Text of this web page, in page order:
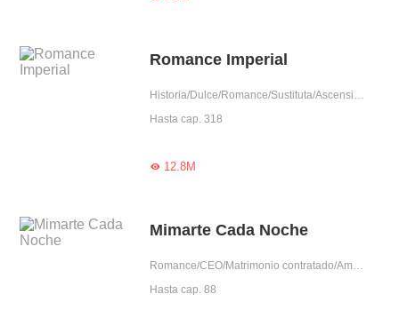
Romance Imperial
Historia/Dulce/Romance/Sustituta/Ascensión/Arrogante/Intrigante/Mujer poderosa/Emperador
Hasta cap. 318
12.8M
Mimarte Cada Noche
Romance/CEO/Matrimonio contratado/Amantes pendencieros/Aventura de una noche/Dominante/Intrigante/Bondadosa/Mujer rica
Hasta cap. 88